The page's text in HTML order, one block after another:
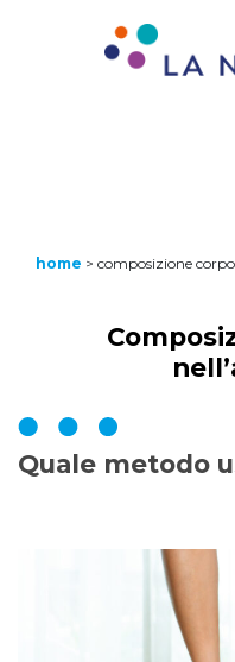
home > composizione
Quale metodo